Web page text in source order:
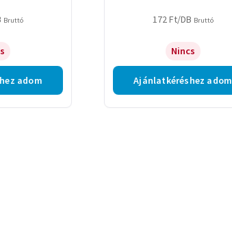
Bruttó
adom
172Ft/DB Bruttó
Nincs
Ajánlatkéréshez adom